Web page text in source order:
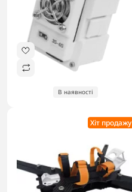
В наявності
Хіт продажу